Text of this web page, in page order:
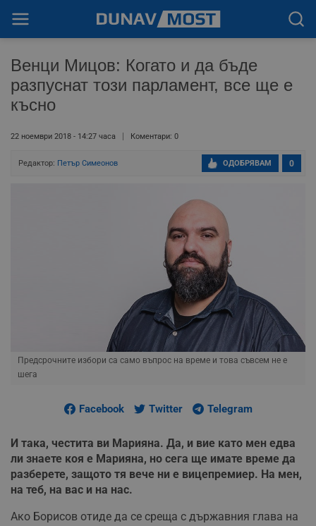
Венци Мицов: Когато и да бъде
разпуснат този парламент, все ще е
късно
22 ноември 2018 - 14:27 часа Коментари: 0
Редактор: Петър Симеонов 0
ОДОБРЯВАМ
Предсрочните избори са само въпрос на време и това съвсем не е
шега
Facebook Twitter Telegram
И така, честита ви Марияна. Да, и вие като мен едва
ли знаете коя е Марияна, но сега ще имате време да
разберете, защото тя вече ни е вицепремиер. На мен,
на теб, на вас и на нас.
Ако Борисов отиде да се среща с държавния глава на